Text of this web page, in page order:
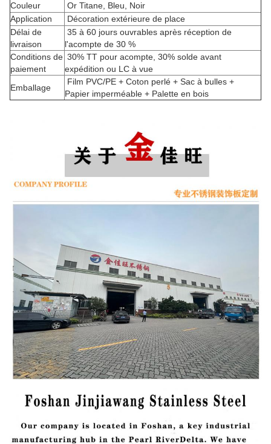
Couleur
Or Titane, Bleu, Noir
Application
Décoration extérieure de place
Délai de
livraison
35 à 60 jours ouvrables après réception de
l'acompte de 30 %
Conditions de
paiement
30% TT pour acompte, 30% solde avant
expédition ou LC à vue
Emballage
Film PVC/PE + Coton perlé + Sac à bulles +
Papier imperméable + Palette en bois